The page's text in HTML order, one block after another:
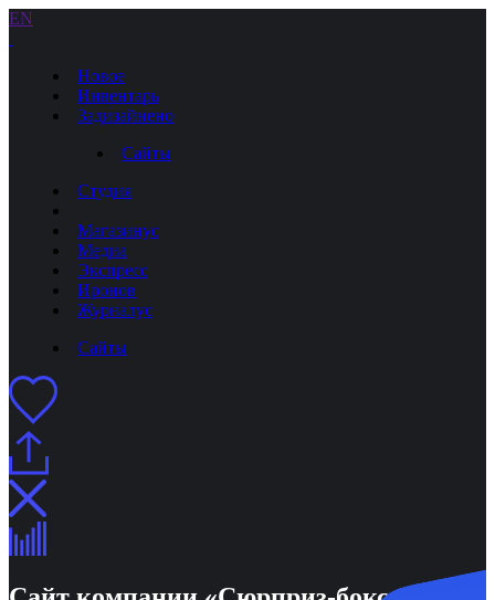
EN
Новое
Инвентарь
Задизайнено
Сайты
Студия
Магазинус
Медиа
Экспресс
Иронов
Журналус
Сайты